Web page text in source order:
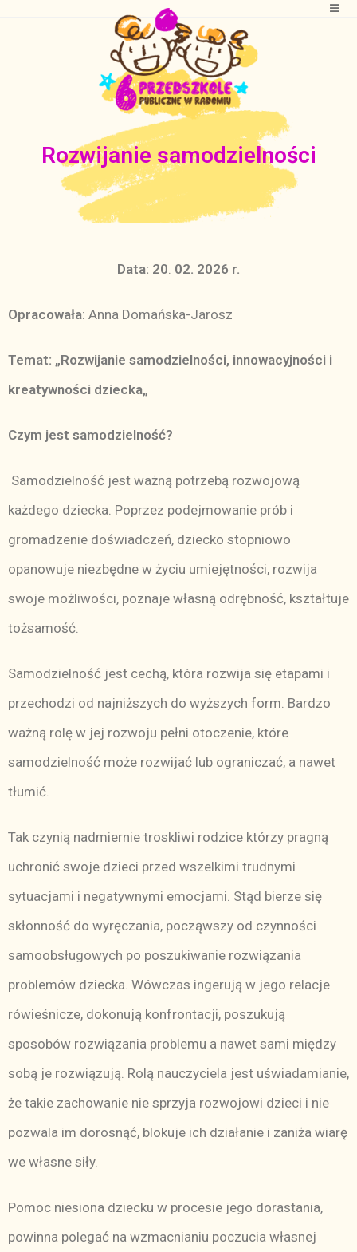
Rozwijanie samodzielności
Data: 20. 02. 2026 r.
Opracowała: Anna Domańska-Jarosz
Temat: „Rozwijanie samodzielności, innowacyjności i
kreatywności dziecka„
Czym jest samodzielność?
Samodzielność jest ważną potrzebą rozwojową
każdego dziecka. Poprzez podejmowanie prób i
gromadzenie doświadczeń, dziecko stopniowo
opanowuje niezbędne w życiu umiejętności, rozwija
swoje możliwości, poznaje własną odrębność, kształtuje
tożsamość.
Samodzielność jest cechą, która rozwija się etapami i
przechodzi od najniższych do wyższych form. Bardzo
ważną rolę w jej rozwoju pełni otoczenie, które
samodzielność może rozwijać lub ograniczać, a nawet
tłumić.
Tak czynią nadmiernie troskliwi rodzice którzy pragną
uchronić swoje dzieci przed wszelkimi trudnymi
sytuacjami i negatywnymi emocjami. Stąd bierze się
skłonność do wyręczania, począwszy od czynności
samoobsługowych po poszukiwanie rozwiązania
problemów dziecka. Wówczas ingerują w jego relacje
rówieśnicze, dokonują konfrontacji, poszukują
sposobów rozwiązania problemu a nawet sami między
sobą je rozwiązują. Rolą nauczyciela jest uświadamianie,
że takie zachowanie nie sprzyja rozwojowi dzieci i nie
pozwala im dorosnąć, blokuje ich działanie i zaniża wiarę
we własne siły.
Pomoc niesiona dziecku w procesie jego dorastania,
powinna polegać na wzmacnianiu poczucia własnej